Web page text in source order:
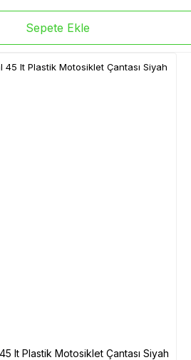
Sepete Ekle
lt Plastik Motosiklet Çantası Siyah